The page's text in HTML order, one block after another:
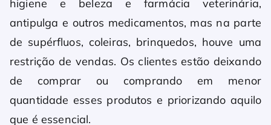
higiene e beleza e farmácia veterinária,
antipulga e outros medicamentos, mas na parte
de supérfluos, coleiras, brinquedos, houve uma
restrição de vendas. Os clientes estão deixando
de comprar ou comprando em menor
quantidade esses produtos e priorizando aquilo
que é essencial.